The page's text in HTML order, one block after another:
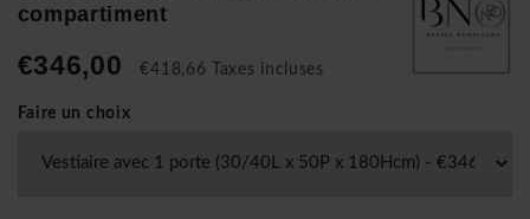
compartiment
€346,00 €418,66 Taxes incluses
Faire un choix